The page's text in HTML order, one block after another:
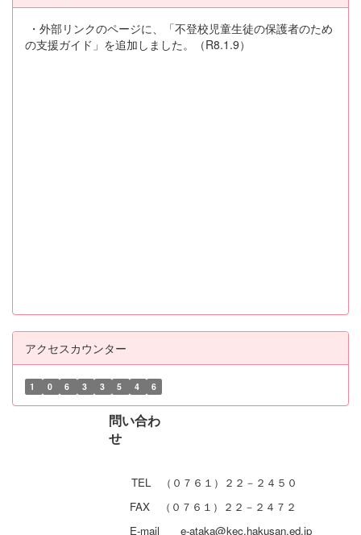
・外部リンクのページに、「不登校児童生徒の保護者のため
の支援ガイド」を追加しました。（R8.1.9）
アクセスカウンター
1 0 6 3 3 5 4 6
問い合わ
せ
TEL （０７６１）２２－２４５０
FAX （０７６１）２２－２４７２
E-mail e-ataka@kec.hakusan.ed.jp